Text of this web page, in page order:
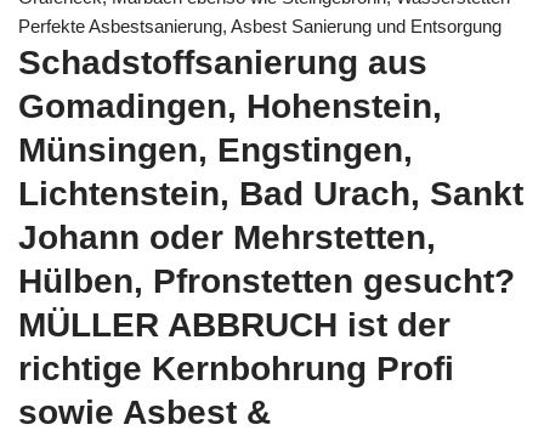
Perfekte Asbestsanierung, Asbest Sanierung und Entsorgung
Schadstoffsanierung aus
Gomadingen, Hohenstein,
Münsingen, Engstingen,
Lichtenstein, Bad Urach, Sankt
Johann oder Mehrstetten,
Hülben, Pfronstetten gesucht?
MÜLLER ABBRUCH ist der
richtige Kernbohrung Profi
sowie Asbest &